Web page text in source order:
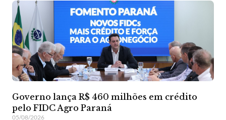
Governo lança R$ 460 milhões em crédito
pelo FIDC Agro Paraná
05/08/2026